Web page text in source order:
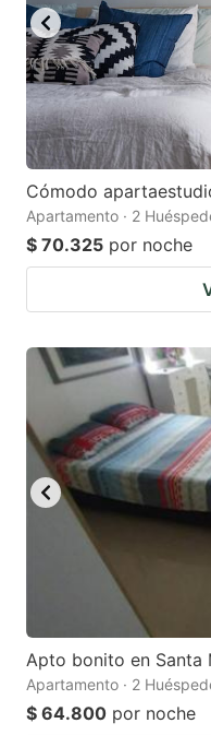
Cómodo
Apartamento · 2
$ 70.325 por noche
Apto bonito en Santa
Apartamento · 2
$ 64.800 por noche